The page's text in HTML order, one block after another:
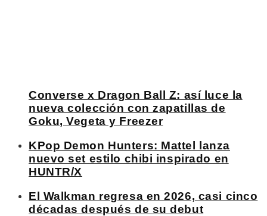
Converse x Dragon Ball Z: así luce la
nueva colección con zapatillas de
Goku, Vegeta y Freezer
KPop Demon Hunters: Mattel lanza
nuevo set estilo chibi inspirado en
HUNTR/X
El Walkman regresa en 2026, casi cinco
décadas después de su debut